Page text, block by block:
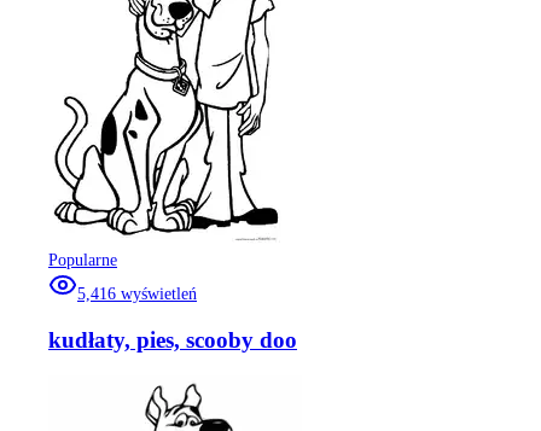
Popularne
5,416 wyświetleń
kudłaty, pies, scooby doo